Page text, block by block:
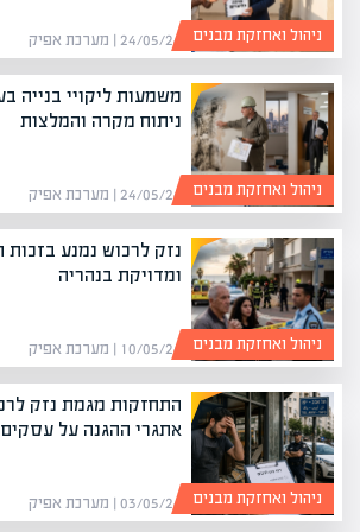
24/05/26 | מערכת אפיק ניהול ואחזקת מבנים
משמעות ליקויי בנייה
ניתוח מקרה והמלצות
24/05/26 | מערכת אפיק ניהול ואחזקת מבנים
נזק לרכוש נמנע בזכות
ומדויקת בנהריה
10/05/26 | מערכת אפיק ניהול ואחזקת מבנים
התחזקות מגמת נזק
אתגרי ההגנה על
03/05/26 | מערכת אפיק ניהול ואחזקת מבנים